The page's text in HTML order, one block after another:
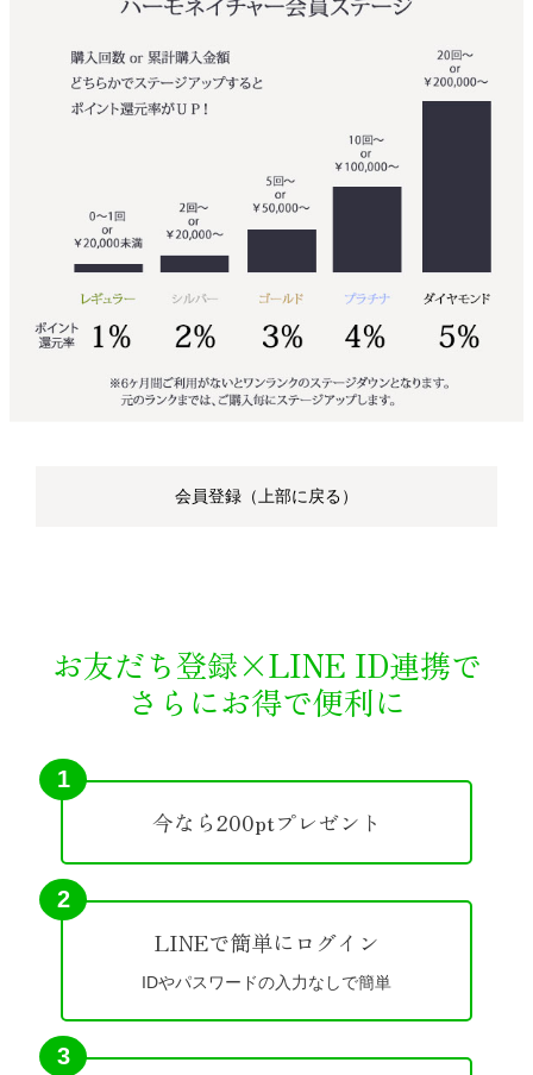
会員登録（上部に戻る）
お友だち登録×LINE ID連携で
さらにお得で便利に
1
今なら200ptプレゼント
2
LINEで簡単にログイン
IDやパスワードの入力なしで簡単
3